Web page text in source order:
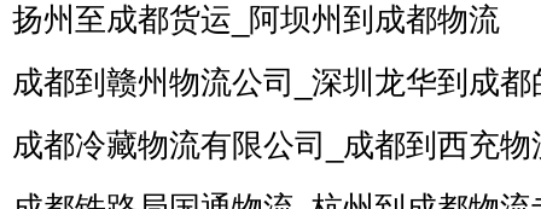
扬州至成都货运_阿坝州到成都物流
成都到赣州物流公司_深圳龙华到成都
成都冷藏物流有限公司_成都到西充物